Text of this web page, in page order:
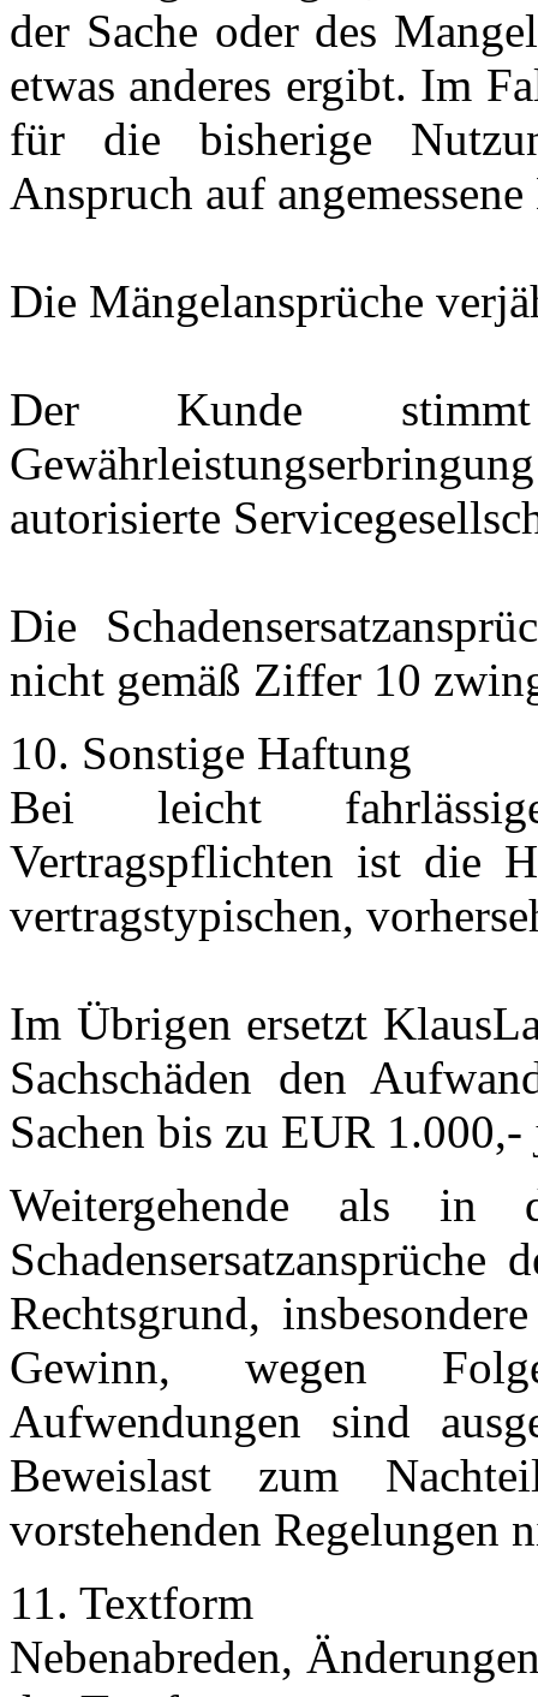
der Sache oder des
etwas anderes ergibt. Im
für die bisherige
Anspruch auf
Die Mängelansprüche
Der Kunde
autorisierte
Die
nicht gemäß Ziffer 10
10. Sonstige Haftung
Bei leicht
Vertragspflichten ist die
vertragstypischen,
Im Übrigen ersetzt
Sachschäden den
Sachen bis zu EUR
Weitergehende als in
Rechtsgrund,
Gewinn, wegen
Aufwendungen sind
Beweislast zum
vorstehenden Regelungen
11. Textform
Nebenabreden,